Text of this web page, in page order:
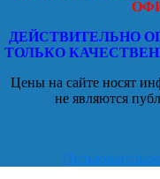
ДЕЙСТВИТЕЛЬНО
ТОЛЬКО
Цены на сайте носят
не являются